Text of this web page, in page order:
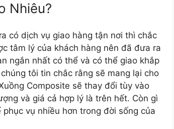
Nhiêu?
có dịch vụ giao hàng tận nơi thì chắc
tâm lý của khách hàng nên đã đưa ra
ngắn nhất có thể và có thể giao khắp
tôi tin chắc rằng sẽ mang lại cho
Composite sẽ thay đổi tùy vào
và giá cả hợp lý là trên hết. Còn gì
vụ nhiều hơn trong đời sống của